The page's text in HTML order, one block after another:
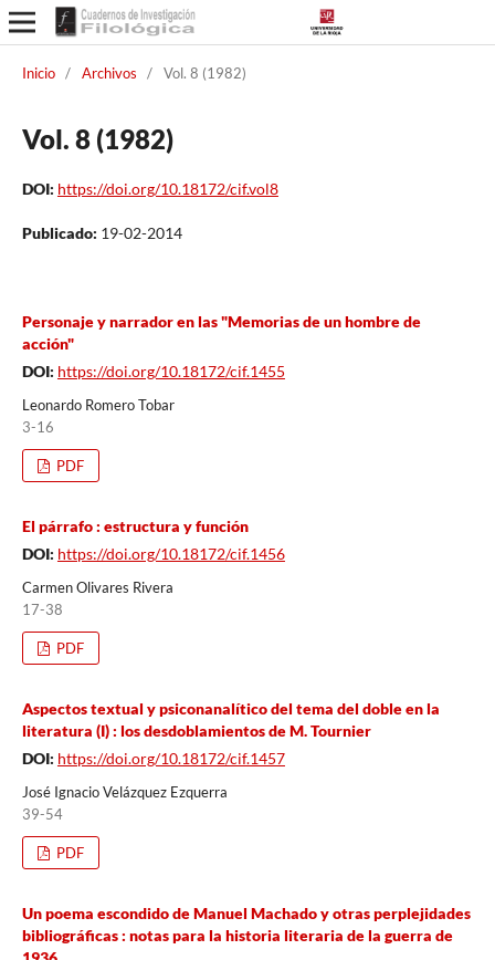
Inicio / Archivos / Vol. 8 (1982)
Vol. 8 (1982)
DOI: https://doi.org/10.18172/cif.vol8
Publicado: 19-02-2014
Personaje y narrador en las "Memorias de un hombre de
acción"
DOI: https://doi.org/10.18172/cif.1455
Leonardo Romero Tobar
3-16
PDF
El párrafo : estructura y función
DOI: https://doi.org/10.18172/cif.1456
Carmen Olivares Rivera
17-38
PDF
Aspectos textual y psiconanalítico del tema del doble en la
literatura (I) : los desdoblamientos de M. Tournier
DOI: https://doi.org/10.18172/cif.1457
José Ignacio Velázquez Ezquerra
39-54
PDF
Un poema escondido de Manuel Machado y otras perplejidades
bibliográficas : notas para la historia literaria de la guerra de